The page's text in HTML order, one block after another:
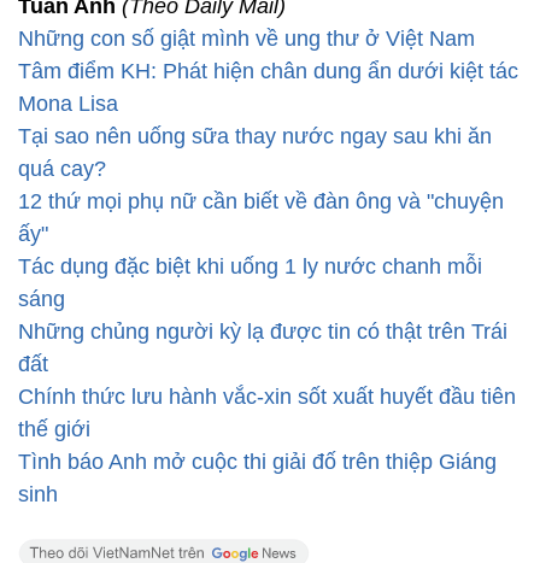
Tuấn Anh (Theo Daily Mail)
Những con số giật mình về ung thư ở Việt Nam
Tâm điểm KH: Phát hiện chân dung ẩn dưới kiệt tác
Mona Lisa
Tại sao nên uống sữa thay nước ngay sau khi ăn
quá cay?
12 thứ mọi phụ nữ cần biết về đàn ông và "chuyện
ấy"
Tác dụng đặc biệt khi uống 1 ly nước chanh mỗi
sáng
Những chủng người kỳ lạ được tin có thật trên Trái
đất
Chính thức lưu hành vắc-xin sốt xuất huyết đầu tiên
thế giới
Tình báo Anh mở cuộc thi giải đố trên thiệp Giáng
sinh